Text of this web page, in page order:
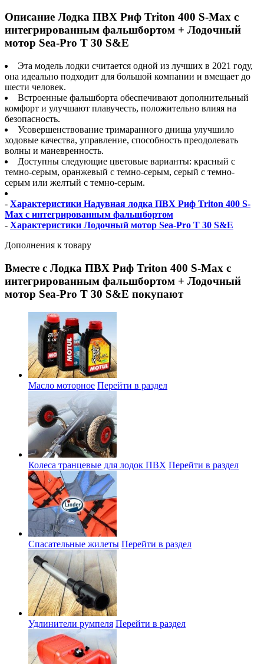
Описание Лодка ПВХ Риф Triton 400 S-Max с
интегрированным фальшбортом + Лодочный
мотор Sea-Pro T 30 S&E
Эта модель лодки считается одной из лучших в 2021 году,
она идеально подходит для большой компании и вмещает до
шести человек.
Встроенные фальшборта обеспечивают дополнительный
комфорт и улучшают плавучесть, положительно влияя на
безопасность.
Усовершенствование тримаранного днища улучшило
ходовые качества, управление, способность преодолевать
волны и маневренность.
Доступны следующие цветовые варианты: красный с
темно-серым, оранжевый с темно-серым, серый с темно-
серым или желтый с темно-серым.
- Характеристики Надувная лодка ПВХ Риф Triton 400 S-
Max с интегрированным фальшбортом
- Характеристики Лодочный мотор Sea-Pro T 30 S&E
Дополнения к товару
Вместе с Лодка ПВХ Риф Triton 400 S-Max с
интегрированным фальшбортом + Лодочный
мотор Sea-Pro T 30 S&E покупают
Масло моторное Перейти в раздел
Колеса транцевые для лодок ПВХ Перейти в раздел
Спасательные жилеты Перейти в раздел
Удлинители румпеля Перейти в раздел